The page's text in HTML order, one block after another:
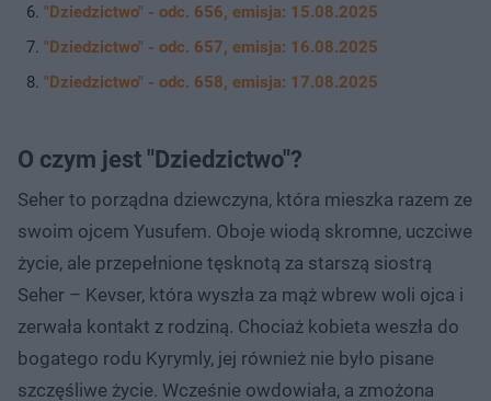
"Dziedzictwo" - odc. 656, emisja: 15.08.2025
"Dziedzictwo" - odc. 657, emisja: 16.08.2025
"Dziedzictwo" - odc. 658, emisja: 17.08.2025
O czym jest "Dziedzictwo"?
Seher to porządna dziewczyna, która mieszka razem ze
swoim ojcem Yusufem. Oboje wiodą skromne, uczciwe
życie, ale przepełnione tęsknotą za starszą siostrą
Seher – Kevser, która wyszła za mąż wbrew woli ojca i
zerwała kontakt z rodziną. Chociaż kobieta weszła do
bogatego rodu Kyrymly, jej również nie było pisane
szczęśliwe życie. Wcześnie owdowiała, a zmożona